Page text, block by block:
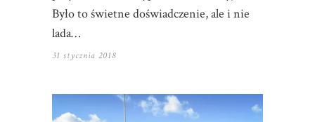
Było to świetne doświadczenie, ale i nie
lada…
31 stycznia 2018